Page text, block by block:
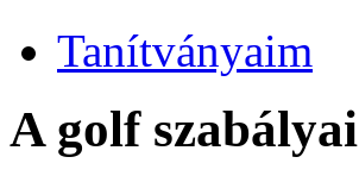
Tanítványaim
A golf szabályai